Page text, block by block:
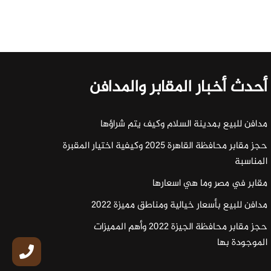
أحدث أخبار المقابر والمدافن
مدافن للبيع بمدينة السلام وكيف يتم شراؤها
حجز مقابر محافظة القاهرة 2025 وكيفية اختيار المقبرة
المناسبة
مقابر في مصر وما هي اسعارها
مدافن للبيع بأسعار خيالية ومناطق مميزة 2022
حجز مقابر محافظة الجيزة 2022 وأهم المميزات
الموجودة بها